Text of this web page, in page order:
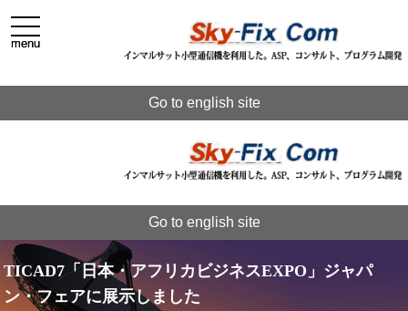
toggle
navigation
menu
Go to english site
toggle
navigation
menu
Go to english site
TICAD7「日本・アフリカビジネスEXPO」ジャパ
ン・フェアに展示しました